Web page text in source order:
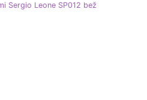
Sergio Leone SP012 bež